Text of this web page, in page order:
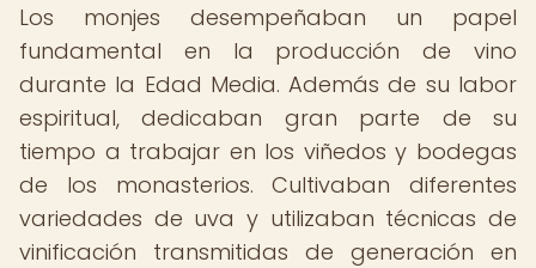
Los monjes desempeñaban un papel
fundamental en la producción de vino
durante la Edad Media. Además de su labor
espiritual, dedicaban gran parte de su
tiempo a trabajar en los viñedos y bodegas
de los monasterios. Cultivaban diferentes
variedades de uva y utilizaban técnicas de
vinificación transmitidas de generación en